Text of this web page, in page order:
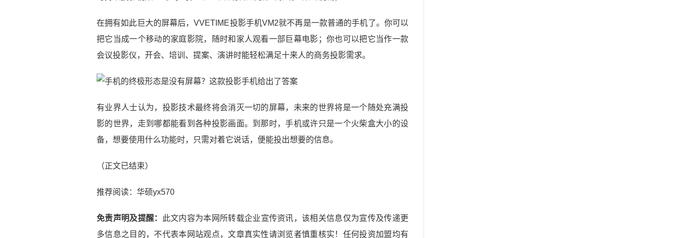
在拥有如此巨大的屏幕后，VVETIME投影手机VM2就不再是一款普通的手机了。你可以
把它当成一个移动的家庭影院，随时和家人观看一部巨幕电影；你也可以把它当作一款
会议投影仪，开会、培训、提案、演讲时能轻松满足十来人的商务投影需求。
有业界人士认为，投影技术最终将会消灭一切的屏幕，未来的世界将是一个随处充满投
影的世界，走到哪都能看到各种投影画面。到那时，手机或许只是一个火柴盒大小的设
备，想要使用什么功能时，只需对着它说话，便能投出想要的信息。
（正文已结束）
推荐阅读： 华硕yx570
免责声明及提醒：
此文内容为本网所转载企业宣传资讯，该相关信息仅为宣传及传递更
多信息之目的，不代表本网站观点，文章真实性请浏览者慎重核实！任何投资加盟均有